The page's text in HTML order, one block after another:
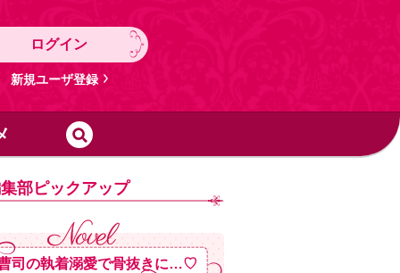
ログイン
新規ユーザ登録
部ピックアップ
司の執着溺愛で骨抜きに…♡